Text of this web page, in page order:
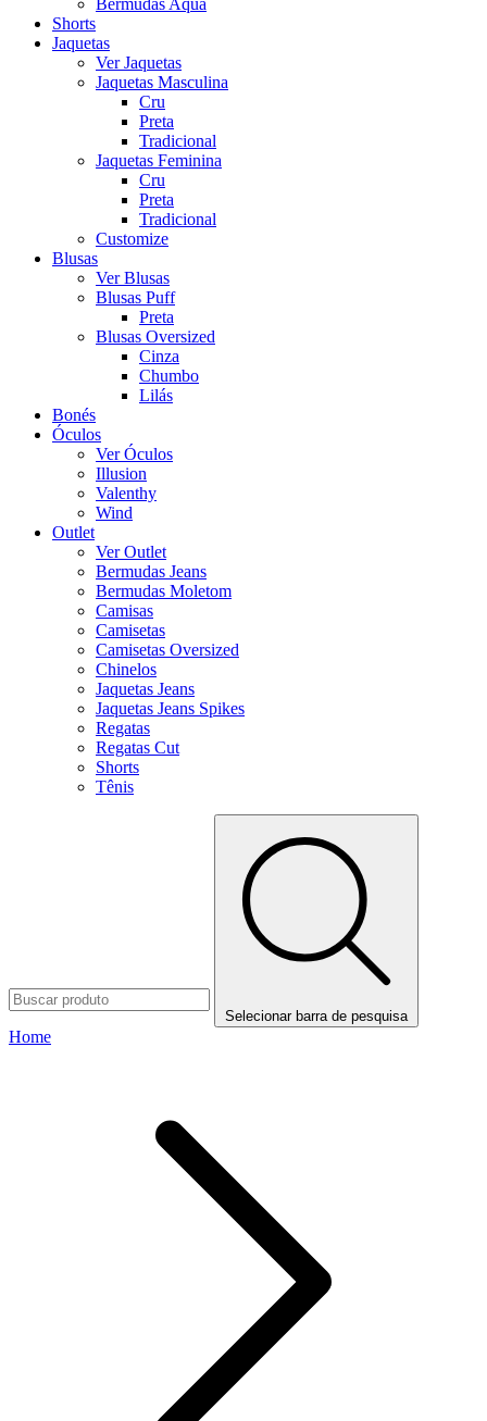
Bermudas Aqua
Shorts
Jaquetas
Ver Jaquetas
Jaquetas Masculina
Cru
Preta
Tradicional
Jaquetas Feminina
Cru
Preta
Tradicional
Customize
Blusas
Ver Blusas
Blusas Puff
Preta
Blusas Oversized
Cinza
Chumbo
Lilás
Bonés
Óculos
Ver Óculos
Illusion
Valenthy
Wind
Outlet
Ver Outlet
Bermudas Jeans
Bermudas Moletom
Camisas
Camisetas
Camisetas Oversized
Chinelos
Jaquetas Jeans
Jaquetas Jeans Spikes
Regatas
Regatas Cut
Shorts
Tênis
Selecionar barra de pesquisa
Home